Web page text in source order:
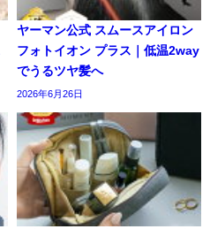
ヤーマン公式 スムースアイロン
フォトイオン プラス｜低温2way
でうるツヤ髪へ
2026年6月26日